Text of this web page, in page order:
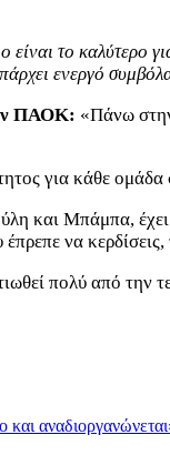
είναι το καλύτερο
ενεργό
ΠΑΟΚ: «Πάνω
για κάθε
και Μπάμπα,
να κερδίσεις,
πολύ από